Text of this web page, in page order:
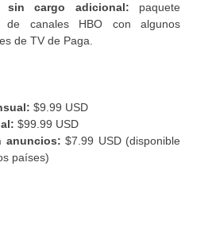
sin cargo adicional: paquete
de canales HBO con algunos
de TV de Paga.
$9.99 USD
$99.99 USD
anuncios: $7.99 USD (disponible
países)